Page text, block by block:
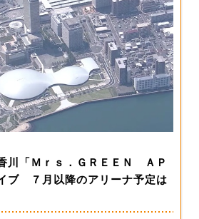
川「Ｍｒｓ．ＧＲＥＥＮ ＡＰ
ブ ７月以降のアリーナ予定は